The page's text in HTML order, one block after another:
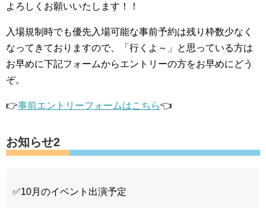
よろしくお願いいたします！！
入場規制時でも優先入場可能な事前予約は残り枠数少なく
なってきておりますので、「行くよ～」と思っている方は
お早めに下記フォームからエントリーの方をお早めにどう
ぞ。
👉事前エントリーフォームはこちら👈
お知らせ2
✅10月のイベント出演予定